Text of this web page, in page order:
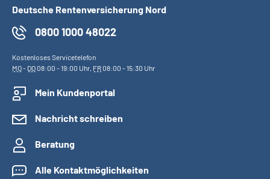
Deutsche Rentenversicherung Nord
0800 1000 48022
Kostenloses Servicetelefon
MO- DO08:00 - 19:00 Uhr, FR08:00 - 15:30 Uhr
Mein Kundenportal
Nachricht schreiben
Beratung
Alle Kontaktmöglichkeiten